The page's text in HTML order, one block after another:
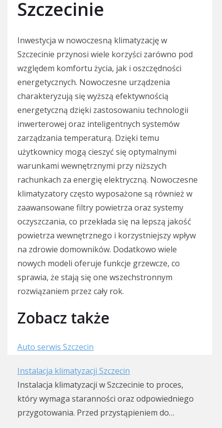
Szczecinie
Inwestycja w nowoczesną klimatyzację w
Szczecinie przynosi wiele korzyści zarówno pod
względem komfortu życia, jak i oszczędności
energetycznych. Nowoczesne urządzenia
charakteryzują się wyższą efektywnością
energetyczną dzięki zastosowaniu technologii
inwerterowej oraz inteligentnych systemów
zarządzania temperaturą. Dzięki temu
użytkownicy mogą cieszyć się optymalnymi
warunkami wewnętrznymi przy niższych
rachunkach za energię elektryczną. Nowoczesne
klimatyzatory często wyposażone są również w
zaawansowane filtry powietrza oraz systemy
oczyszczania, co przekłada się na lepszą jakość
powietrza wewnętrznego i korzystniejszy wpływ
na zdrowie domowników. Dodatkowo wiele
nowych modeli oferuje funkcje grzewcze, co
sprawia, że stają się one wszechstronnym
rozwiązaniem przez cały rok.
Zobacz także
Auto serwis Szczecin
Instalacja klimatyzacji Szczecin
Instalacja klimatyzacji w Szczecinie to proces,
który wymaga staranności oraz odpowiedniego
przygotowania. Przed przystąpieniem do…